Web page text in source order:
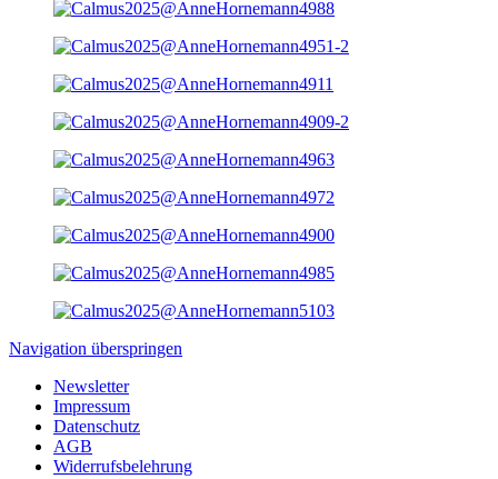
Navigation überspringen
Newsletter
Impressum
Datenschutz
AGB
Widerrufsbelehrung